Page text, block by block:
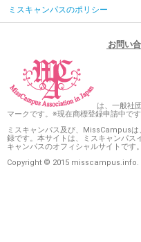
ミスキャンパスのポリシー
お問い
は、一般社
マークです。※現在商標登録申請中です
ミスキャンパス及び、MissCampus
録です。本サイトは、ミスキャンパス
キャンパスのオフィシャルサイトです。
Copyright © 2015 misscampus.info.